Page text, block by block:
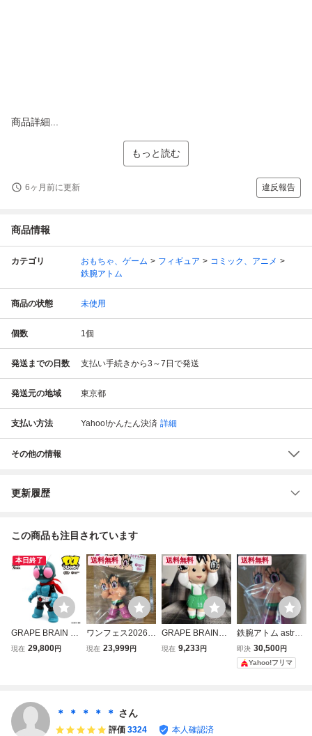
商品詳細...
もっと読む
6ヶ月前に更新 違反報告
商品情報
カテゴリ おもちゃ、ゲーム フィギュア
コミック、アニメ
鉄腕アトム
商品の状態 未使用
個数 1個
発送までの日数 支払い手続きから3～7日で発送
発送元の地域 東京都
支払い方法 Yahoo!かんたん決済 詳細
その他の情報
更新履歴
この商品も注目されています
本日終了
GRAPE BRAIN ×
ELECTRIC TOYS
イン 脳味噌葡萄
にぎるちゃん
現在 29,800円
送料無料
ワンフェス2026夏
★【GRAPE BRAI
ゃん WF2026
現在 23,999円
送料無料
GRAPE BRAIN×E
LECTRIC TOYS
現在 9,233円
送料無料
鉄腕アトム astro b
oy 3rdカラー gra
pe brain × Electric
toys
即決 30,500円
Yahoo!フリマ
＊ ＊ ＊ ＊ ＊ さん
評価 3324 本人確認済